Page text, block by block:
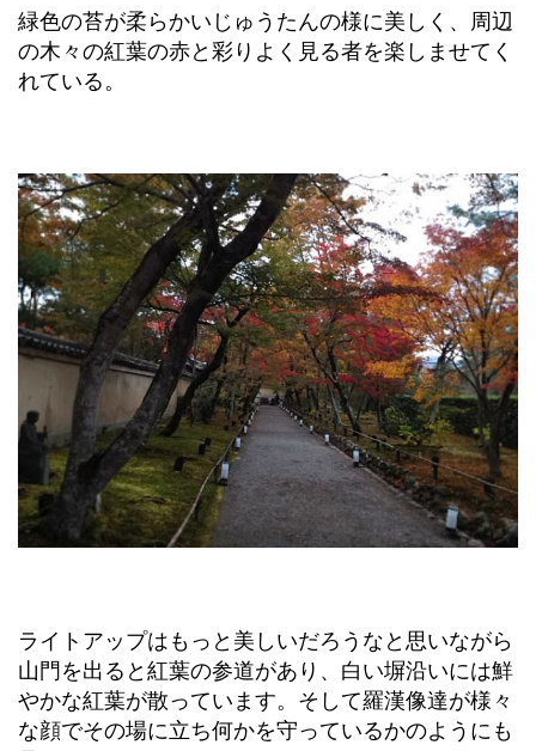
緑色の苔が柔らかいじゅうたんの様に美しく、周辺
の木々の紅葉の赤と彩りよく見る者を楽しませてく
れている。
ライトアップはもっと美しいだろうなと思いながら
山門を出ると紅葉の参道があり、白い塀沿いには鮮
やかな紅葉が散っています。そして羅漢像達が様々
な顔でその場に立ち何かを守っているかのようにも